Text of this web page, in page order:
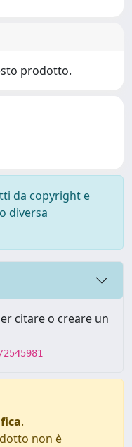
prodotto.
da copyright e
diversa
citare o creare un
.
non è